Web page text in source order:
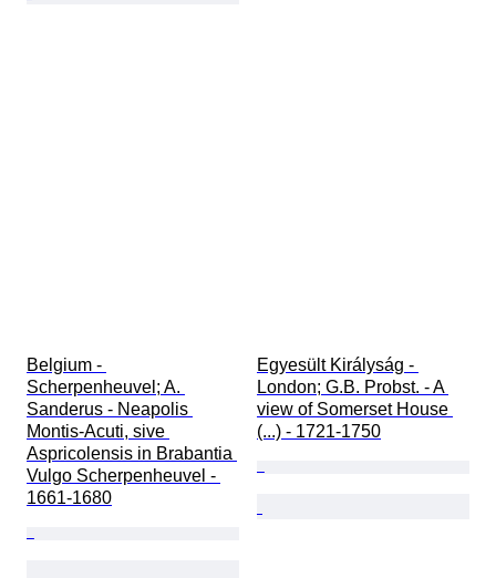
Belgium -
Scherpenheuvel; A.
Sanderus - Neapolis
Montis-Acuti, sive
Aspricolensis in Brabantia
Vulgo Scherpenheuvel -
1661-1680
Egyesült Királyság -
London; G.B. Probst. - A
view of Somerset House
(...) - 1721-1750